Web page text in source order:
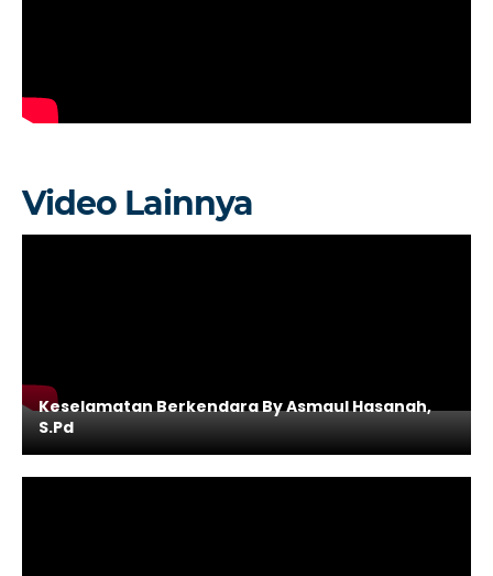
Video Lainnya
Keselamatan Berkendara By Asmaul Hasanah,
S.Pd